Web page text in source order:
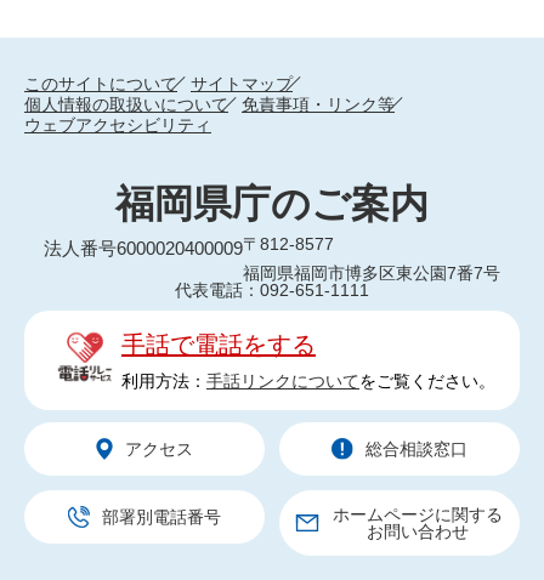
このサイトについて
サイトマップ
個人情報の取扱いについて
免責事項・リンク等
ウェブアクセシビリティ
福岡県庁のご案内
法人番号6000020400009〒812-8577
福岡県福岡市博多区東公園7番7号
代表電話：092-651-1111
手話で電話をする
利用方法： 手話リンクについてをご覧ください。
アクセス 総合相談窓口
部署別電話番号
ホームページに関する
お問い合わせ